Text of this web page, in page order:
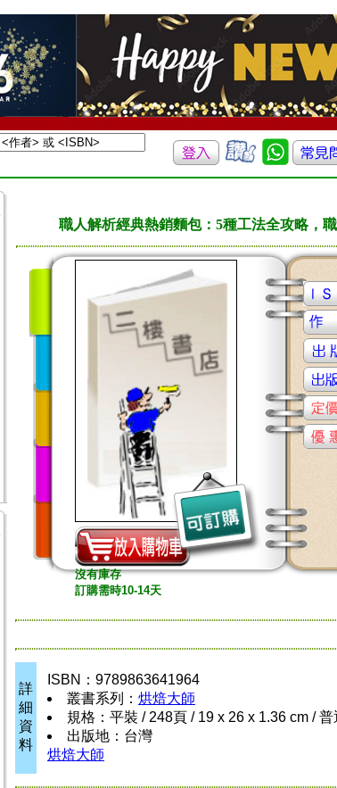
職人解析經典熱銷麵包：5種工法全攻略，
沒有庫存
訂購需時10-14天
詳
細
資
料
ISBN：9789863641964
叢書系列： 烘焙大師
規格：平裝 / 248頁 / 19 x 26 x 1.36 cm /
出版地：台灣
烘焙大師